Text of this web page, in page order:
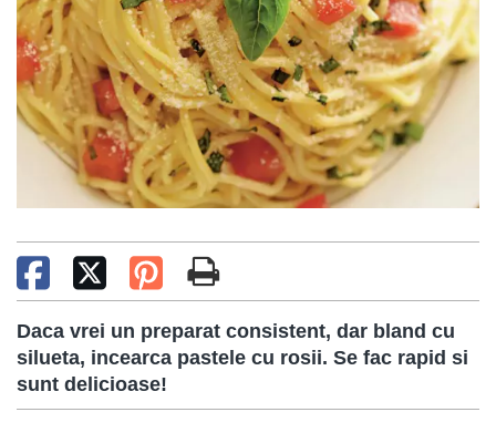
Daca vrei un preparat consistent, dar bland cu
silueta, incearca pastele cu rosii. Se fac rapid si
sunt delicioase!